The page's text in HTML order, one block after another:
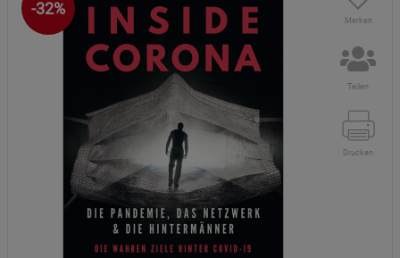
-32%
Merken
Teilen
Drucken